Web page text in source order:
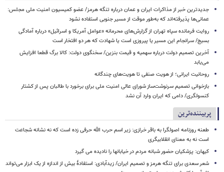
جدیدترین خبر از مذاکرات ایران و عمان درباره تنگه هرمز/ عضو کمیسیون امنیت ملی مجلس:
عمانی‌ها پذیرفته‌اند که به‌طور موقت از مسیر جنوبی استفاده نشود
روایت فرمانده سپاه تهران از گزارش‌های محرمانه «عوامل آمریکا و اسرائیل» درباره آمادگی
بسیج/ سرانجام این مسیر یا پیروزی است یا شهادت که هر دو افتخار است
آخرین تصمیم دولت درباره سهمیه و قیمت بنزین/ سخنگوی دولت: کالا برگ قطعا افزایش
می‌یابد
روحانیت ایرانی؛ از هویت صنفی تا هویت‌های چندگانه
بازخوانی تصمیم سرنوشت‌ساز شورای عالی امنیت ملی برای برخورد با طالبان پس از کشتار
کنسولگری/ دامی که ایران وارد آن نشد
پربیننده‌ترین
طعنه روزنامه اصولگرا به باقر خرازی: زیر اسم حرب الله حرفی زده است که نه نشانه شجاعت
است نه به معنای انقلابیگری
کیهان: پزشکیان حضور شبانه مردم در خیابانها را نادیده می گیرد
شعر سعدی برای تنگه هرمز و تصمیم ایران/ زیدآبادی: استفادهٔ بیش از اندازه از یک ابزار می‌تواند